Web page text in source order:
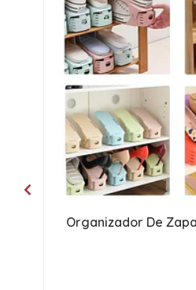
Organizador De